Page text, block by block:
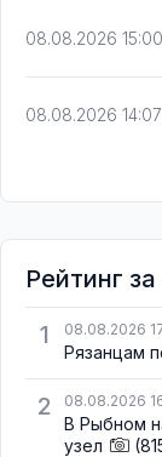
08.08.2026 15:00
08.08.2026 14:07
Рейтинг
1
08.08.2026
Рязанцам
2 08.08.2026
В Рыбном
узел